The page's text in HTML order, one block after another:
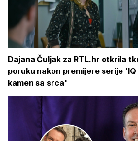
Dajana Čuljak za RTL.hr otkrila
poruku nakon premijere serije
kamen sa srca'